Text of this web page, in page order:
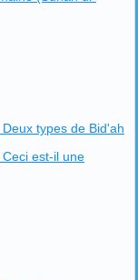
types de Bid'ah
est-il une